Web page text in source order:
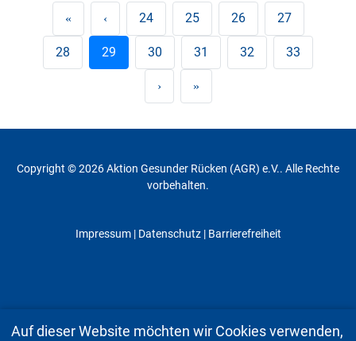
24 25 26 27
28 29 30 31 32 33
Copyright © 2026 Aktion Gesunder Rücken (AGR) e.V.. Alle Rechte
vorbehalten.
Impressum| Datenschutz| Barrierefreiheit
Auf dieser Website möchten wir Cookies verwenden,